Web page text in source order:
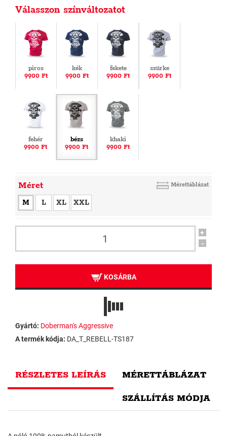
Válasszon színváltozatot
piros
9900 Ft
kék
9900 Ft
fekete
9900 Ft
szürke
9900 Ft
fehér
9900 Ft
bézs
9900 Ft
khaki
9900 Ft
Méret Mérettáblázat
M L XL XXL
+
-
KOSÁRBA
Gyártó: Doberman's Aggressive
A termék kódja: DA_T_REBELL-TS187
RÉSZLETES LEÍRÁS MÉRETTÁBLÁZAT
SZÁLLÍTÁS MÓDJA